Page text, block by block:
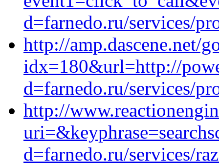
d=farnedo.ru/services/
http://amp.dascene.net/
idx=180&url=http://
d=farnedo.ru/services/
http://
d=farnedo.ru/services/